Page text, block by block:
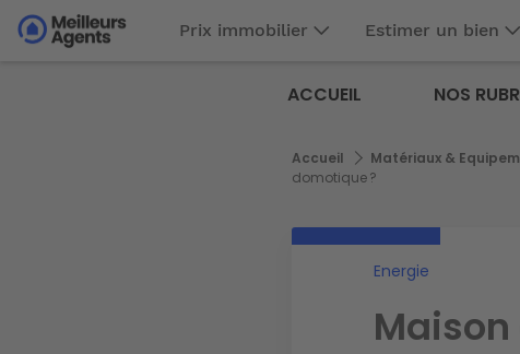
Aller
auAller au
Prix immobilier Estimer un bien
ACCUEIL NOS
Fil
d'Ariane
Accueil Matériaux &
domotique ?
Energie